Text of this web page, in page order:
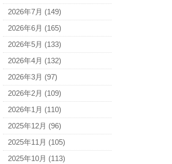
ＵＧＧ
アナスイ
アニエスベー
アルマーニ
アレン・エドモンズ
アンナ モリナーリ
イブ・サンローラン
ヴェロ・キーオ
ウンガロ
エヴー
2026年7月 (149)
2026年6月 (165)
2026年5月 (133)
2026年4月 (132)
2026年3月 (97)
2026年2月 (109)
2026年1月 (110)
2025年12月 (96)
2025年11月 (105)
2025年10月 (113)